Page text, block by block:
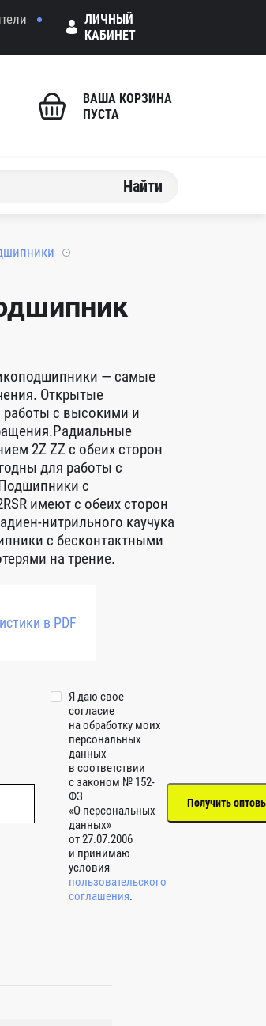
ЛИЧНЫЙ
КАБИНЕТ
ВАША КОРЗИНА
ПУСТА
Найти
— самые
Открытые
с высокими и
2Z ZZ с обеих сторон
для работы с
с
имеют с обеих сторон
нитрильного каучука
с бесконтактными
на трение.
в PDF
Я даю свое
согласие
на обработку моих
персональных
данных
в соответствии
с законом № 152-
ФЗ
«О персональных
данных»
от 27.07.2006
и принимаю
условия
пользовательского
соглашения.